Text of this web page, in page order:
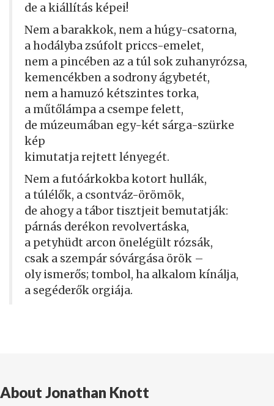
de a kiállítás képei!
Nem a barakkok, nem a húgy-csatorna,
a hodályba zsúfolt priccs-emelet,
nem a pincében az a túl sok zuhanyrózsa,
kemencékben a sodrony ágybetét,
nem a hamuzó kétszintes torka,
a műtőlámpa a csempe felett,
de múzeumában egy-két sárga-szürke
kép
kimutatja rejtett lényegét.
Nem a futóárkokba kotort hullák,
a túlélők, a csontváz-örömök,
de ahogy a tábor tisztjeit bemutatják:
párnás derékon revolvertáska,
a petyhüdt arcon önelégült rózsák,
csak a szempár sóvárgása örök –
oly ismerős; tombol, ha alkalom kínálja,
a segéderők orgiája.
About Jonathan Knott